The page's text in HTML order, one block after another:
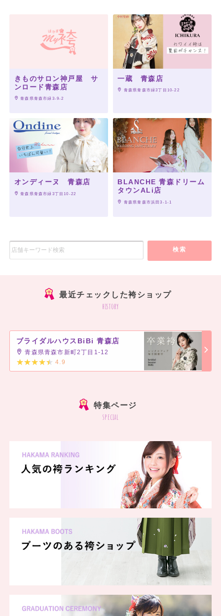
きものサロン神戸屋 サ
ンロード青森店
青森県青森市緑3-9-2
一蔵 青森店
青森県青森市緑3丁目10-22
オンディーヌ 青森店
青森県青森市緑3丁目10-22
BLANCHE 青森ドリーム
タウンALi店
青森県青森市浜田3-1-1
検索
最近チェックした袴ショップ
history
ブライダルハウスBiBi 青森店
青森県青森市新町2丁目1-12
4.9
特集ページ
special